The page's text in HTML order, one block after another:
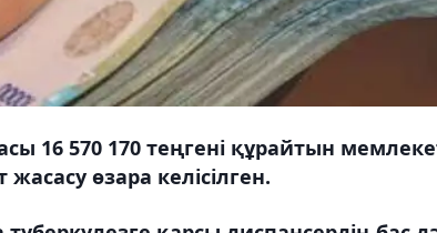
16 570 170 теңгені құрайтын
жасасу өзара келісілген.